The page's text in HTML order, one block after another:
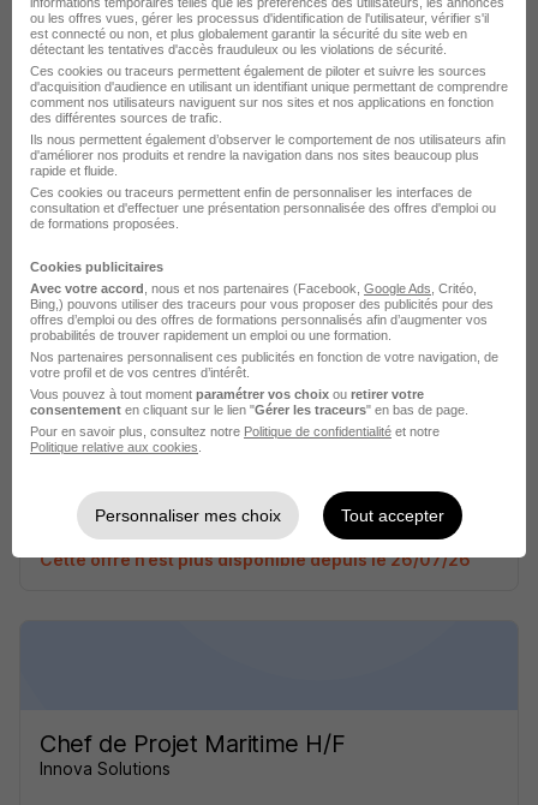
Chef de Projet Maritime H/F
Innova Solutions
Marseille 2e - 13 CDI Temps partiel
Chef de Projet Maritime H/F
Innova Solutions
Marseille 2e - 13 CDI Temps partiel
Cette offre n’est plus disponible depuis le 26/07/26
Chef de Projet Maritime H/F
Innova Solutions
ou les offres vues, gérer les processus d'identification de l'utilisateur, vérifier s'il
est connecté ou non, et plus globalement garantir la sécurité du site web en
détectant les tentatives d'accès frauduleux ou les violations de sécurité.
Ces cookies ou traceurs permettent également de piloter et suivre les sources
d'acquisition d'audience en utilisant un identifiant unique permettant de comprendre
comment nos utilisateurs naviguent sur nos sites et nos applications en fonction
des différentes sources de trafic.
Ils nous permettent également d’observer le comportement de nos utilisateurs afin
d'améliorer nos produits et rendre la navigation dans nos sites beaucoup plus
rapide et fluide.
Ces cookies ou traceurs permettent enfin de personnaliser les interfaces de
consultation et d'effectuer une présentation personnalisée des offres d'emploi ou
de formations proposées.
Cookies publicitaires
Avec votre accord , nous et nos partenaires (Facebook, Google Ads , Critéo,
Bing,) pouvons utiliser des traceurs pour vous proposer des publicités pour des
offres d’emploi ou des offres de formations personnalisés afin d’augmenter vos
probabilités de trouver rapidement un emploi ou une formation.
Nos partenaires personnalisent ces publicités en fonction de votre navigation, de
votre profil et de vos centres d’intérêt.
Vous pouvez à tout moment paramétrer vos choix ou retirer votre
consentement en cliquant sur le lien "Gérer les traceurs" en bas de page.
Pour en savoir plus, consultez notre Politique de confidentialité et notre
Politique relative aux cookies
Personnaliser mes choix Tout accepter